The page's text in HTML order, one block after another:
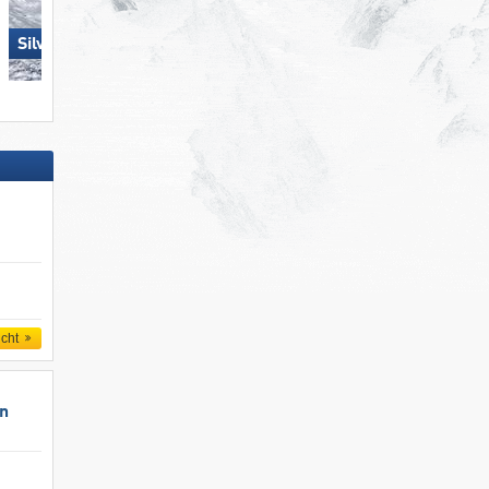
Silvretta Montafon Mitterdorf – Almberg